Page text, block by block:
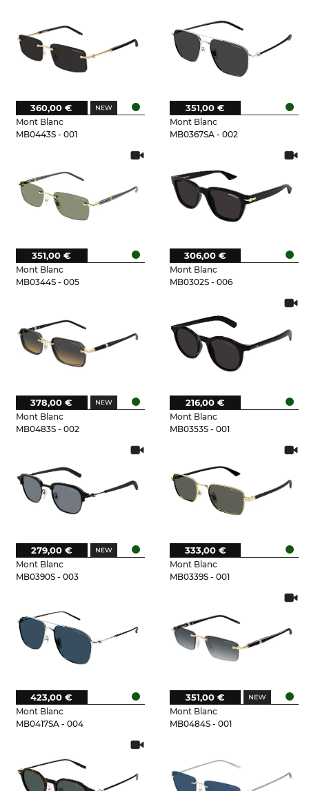
Mont Blanc
MB0443S - 001
360,00 €
Mont Blanc
MB0367SA - 002
351,00 €
Mont Blanc
MB0344S - 005
351,00 €
Mont Blanc
MB0302S - 006
306,00 €
Mont Blanc
MB0483S - 002
378,00 €
Mont Blanc
MB0353S - 001
216,00 €
Mont Blanc
MB0390S - 003
279,00 €
Mont Blanc
MB0339S - 001
333,00 €
Mont Blanc
MB0417SA - 004
423,00 €
Mont Blanc
MB0484S - 001
351,00 €